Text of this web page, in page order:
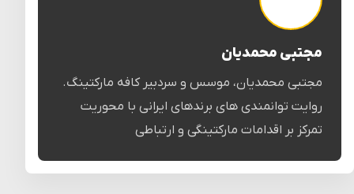
مجتبی محمدیان
مجتبی محمدیان، موسس و سردبیر کافه مارکتینگ.
روایت توانمندی های برندهای ایرانی با محوریت
تمرکز بر اقدامات مارکتینگی و ارتباطی